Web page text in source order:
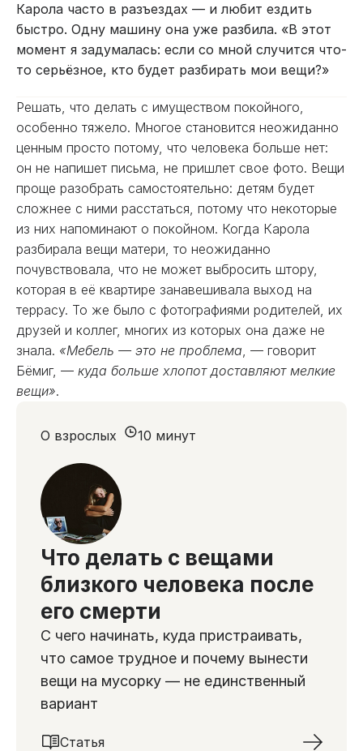
Карола часто в разъездах — и любит ездить
быстро. Одну машину она уже разбила. «В этот
момент я задумалась: если со мной случится что-
то серьёзное, кто будет разбирать мои вещи?»
Решать, что делать с имуществом покойного,
особенно тяжело. Многое становится неожиданно
ценным просто потому, что человека больше нет:
он не напишет письма, не пришлет свое фото. Вещи
проще разобрать самостоятельно: детям будет
сложнее с ними расстаться, потому что некоторые
из них напоминают о покойном. Когда Карола
разбирала вещи матери, то неожиданно
почувствовала, что не может выбросить штору,
которая в её квартире занавешивала выход на
террасу. То же было с фотографиями родителей, их
друзей и коллег, многих из которых она даже не
знала. «Мебель — это не проблема, — говорит
Бёмиг, — куда больше хлопот доставляют мелкие
вещи».
Что делать с вещами
близкого человека после
его смерти
С чего начинать, куда пристраивать,
что самое трудное и почему вынести
вещи на мусорку — не единственный
вариант
О взрослых
Статья
10 минут